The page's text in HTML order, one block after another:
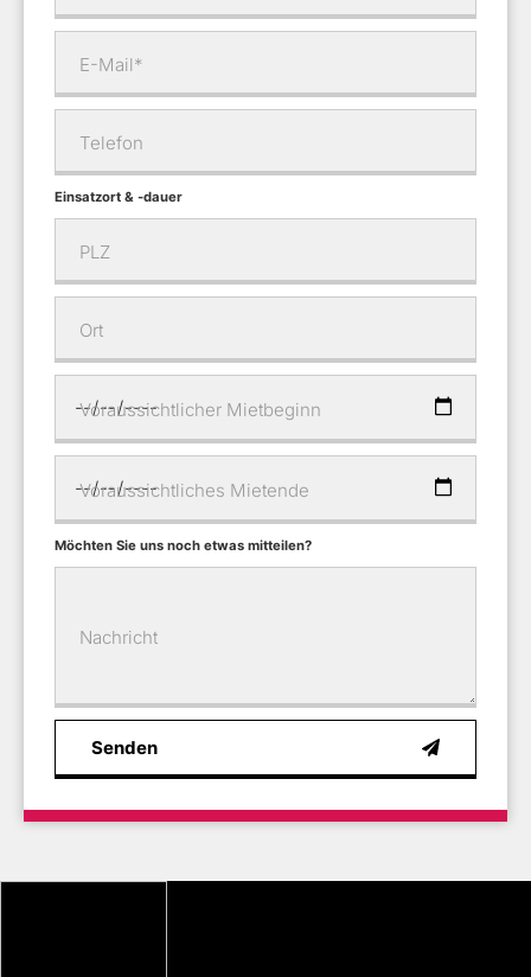
E-Mail*
Telefon
Einsatzort & -dauer
PLZ
Ort
Voraussichtlicher Mietbeginn
Voraussichtliches Mietende
Möchten Sie uns noch etwas mitteilen?
Nachricht
Senden